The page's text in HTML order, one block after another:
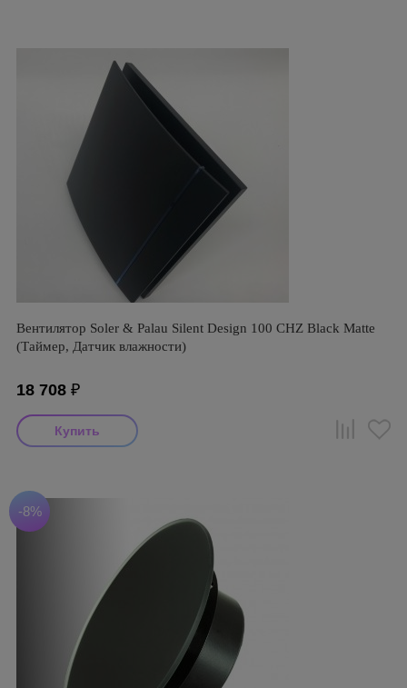
Вентилятор Soler & Palau Silent Design 100 CHZ Black Matte
(Таймер, Датчик влажности)
18 708 ₽
-8%